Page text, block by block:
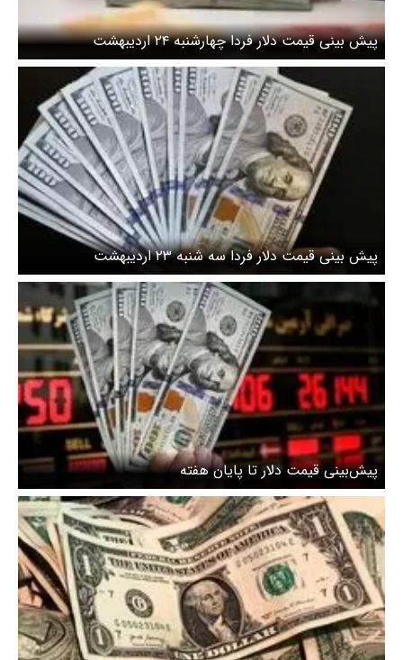
پیش بینی قیمت دلار فردا چهارشنبه ۲۴ اردیبهشت
پیش بینی قیمت دلار فردا سه شنبه ۲۳ اردیبهشت
پیش‌بینی قیمت دلار تا پایان هفته